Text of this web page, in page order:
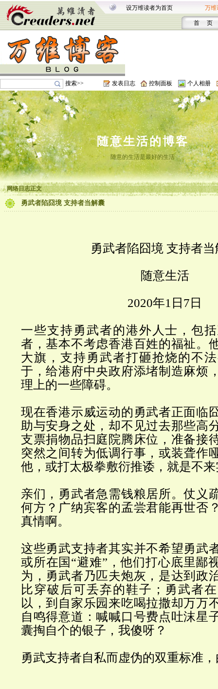
设万维读者为首页 万维
首 页
搜索>> 发表日志 控制面板 个人相册
随意生活的博客
随意的生活是最好的生活
网络日志正文
勇武者陷囧境 支持者当解囊
勇武者陷囧境 支持者当
随意生活
2020年1 日 7 日
一些支持勇武者的港外人士，包
者，基本不考虑香港百姓的福祉。
大旗，支持勇武者打砸抢烧的不
于，给港府中央政府添堵制造麻烦
理上的一些障碍。
现在香港示威运动的勇武者正面临
助与安身之处，却不见过去那些高
支票捐物品扫庭院腾床位，准备接
突然之间转为低调行事，或装聋作
他，或打太极拳敷衍推诿，就是不
亲们，勇武者急需钱粮居所。仗义
何方？广纳宾客的孟尝君能再世否
真情啊。
这些勇武支持者其实并不希望勇武
或所在国 “避难”，他们打心底里鄙
为，勇武者乃匹夫炮灰，是达到政
比穿破后可丢弃的鞋子；勇武者
以，到自家乐园来吃喝拉撒却万万
自鸣得意道：喊喊口号费点吐沫星
囊掏自个的银子，我傻呀？
勇武支持者自私而虚伪的双重标准